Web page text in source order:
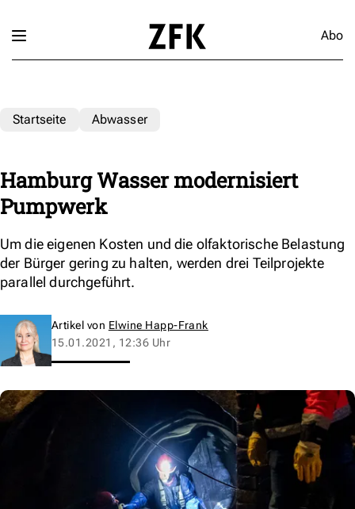
Abo
Startseite Abwasser
Hamburg Wasser modernisiert
Pumpwerk
Um die eigenen Kosten und die olfaktorische Belastung
der Bürger gering zu halten, werden drei Teilprojekte
parallel durchgeführt.
Artikel von Elwine Happ-Frank
15.01.2021, 12:36 Uhr